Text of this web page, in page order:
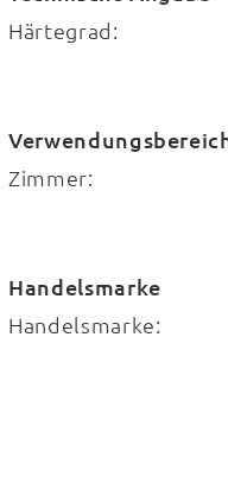
Härtegrad:
Zimmer:
Handelsmarke
Handelsmarke: